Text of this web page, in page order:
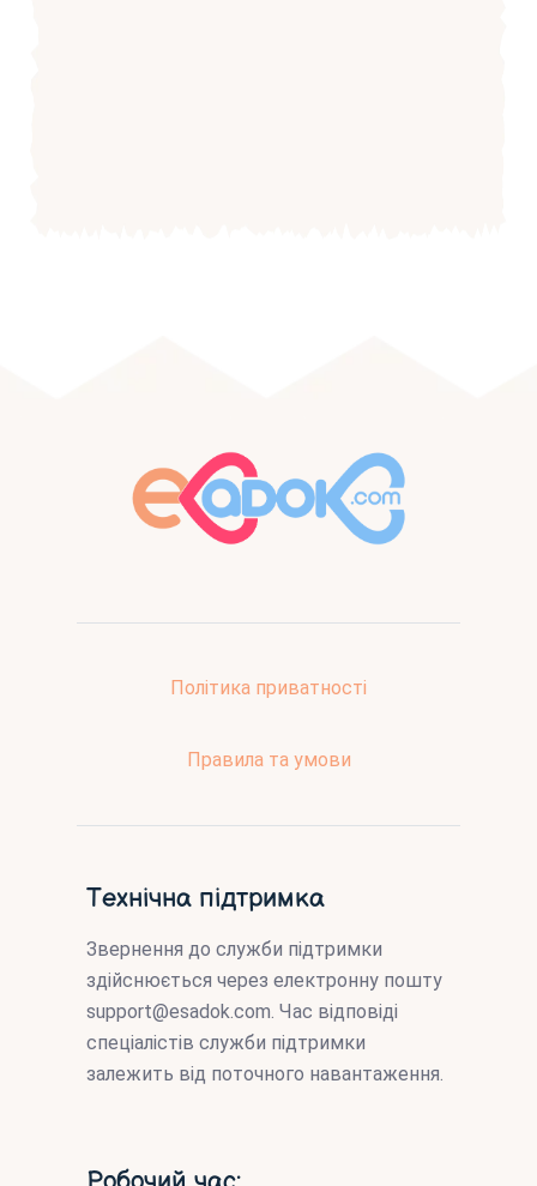
Політика приватності
Правила та умови
Технічна підтримка
Звернення до служби підтримки
здійснюється через електронну пошту
support@esadok.com. Час відповіді
спеціалістів служби підтримки
залежить від поточного навантаження.